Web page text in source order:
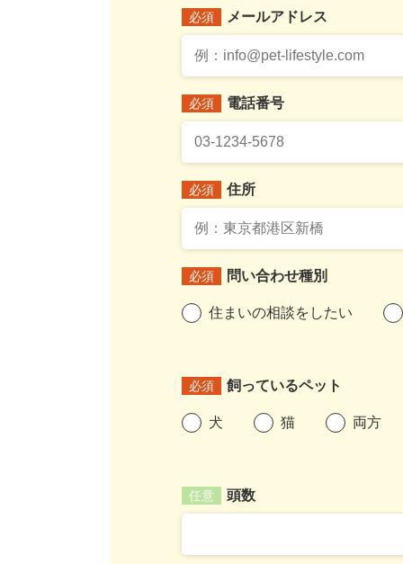
必須 メールアドレス
必須 電話番号
必須 住所
必須 問い合わせ種別
住まいの相談をしたい
必須 飼っているペット
犬 猫 両方
任意 頭数